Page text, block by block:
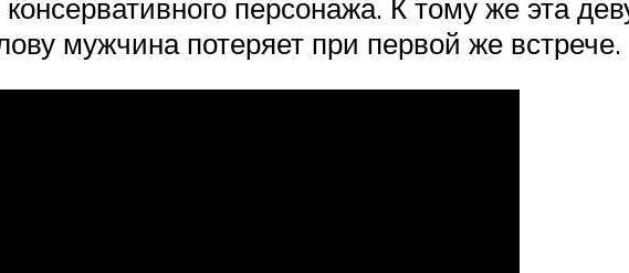
персонажа. К тому же эта
мужчина потеряет при первой же встрече.